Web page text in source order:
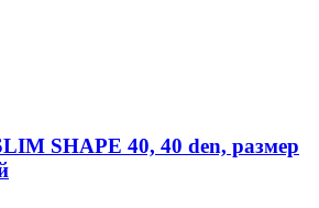
SHAPE 40, 40 den, размер